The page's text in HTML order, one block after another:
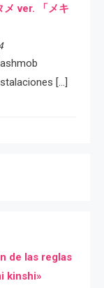
ver. 「メキ
[…]
de las reglas
kinshi»